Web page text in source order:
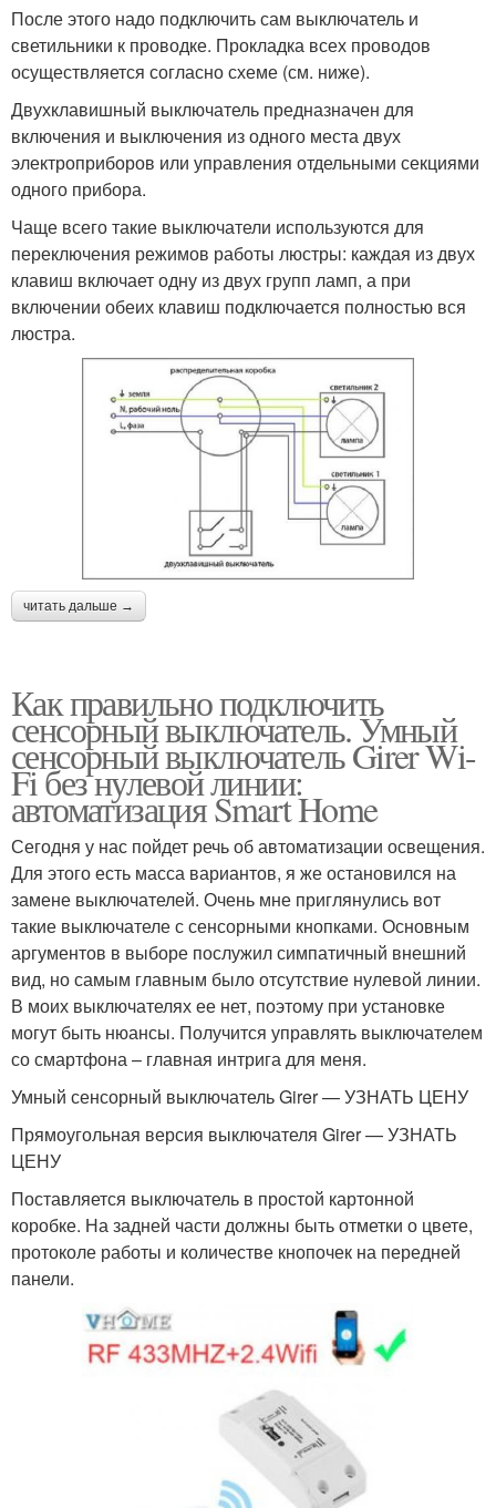
После этого надо подключить сам выключатель и
светильники к проводке. Прокладка всех проводов
осуществляется согласно схеме (см. ниже).
Двухклавишный выключатель предназначен для
включения и выключения из одного места двух
электроприборов или управления отдельными секциями
одного прибора.
Чаще всего такие выключатели используются для
переключения режимов работы люстры: каждая из двух
клавиш включает одну из двух групп ламп, а при
включении обеих клавиш подключается полностью вся
люстра.
читать дальше →
Как правильно подключить
сенсорный выключатель. Умный
сенсорный выключатель Girer Wi-
Fi без нулевой линии:
автоматизация Smart Home
Сегодня у нас пойдет речь об автоматизации освещения.
Для этого есть масса вариантов, я же остановился на
замене выключателей. Очень мне приглянулись вот
такие выключателе с сенсорными кнопками. Основным
аргументов в выборе послужил симпатичный внешний
вид, но самым главным было отсутствие нулевой линии.
В моих выключателях ее нет, поэтому при установке
могут быть нюансы. Получится управлять выключателем
со смартфона – главная интрига для меня.
Умный сенсорный выключатель Girer — УЗНАТЬ ЦЕНУ
Прямоугольная версия выключателя Girer — УЗНАТЬ
ЦЕНУ
Поставляется выключатель в простой картонной
коробке. На задней части должны быть отметки о цвете,
протоколе работы и количестве кнопочек на передней
панели.